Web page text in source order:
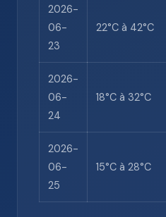
2026-
06-
23
22°C à 42°C
2026-
06-
24
18°C à 32°C
2026-
06-
25
15°C à 28°C